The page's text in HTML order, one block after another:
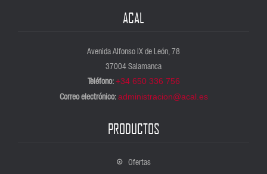
ACAL
Avenida Alfonso IX de León, 78
37004 Salamanca
Teléfono: +34 650 336 756
Correo electrónico: administracion@acal.es
PRODUCTOS
Ofertas